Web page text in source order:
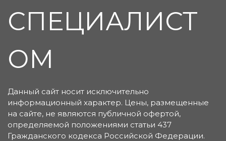
СПЕЦИАЛИСТ
ОМ
Данный сайт носит исключительно
информационный характер. Цены, размещенные
на сайте, не являются публичной офертой,
определяемой положениями статьи 437
Гражданского кодекса Российской Федерации.